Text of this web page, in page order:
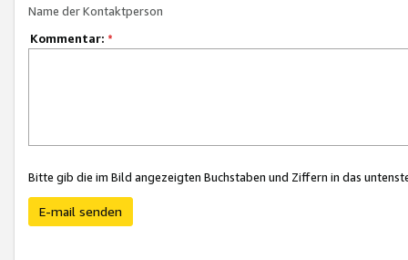
Name der Kontaktperson
Kommentar: *
Bitte gib die im Bild angezeigten Buchstaben und Ziffern in das
E-mail senden